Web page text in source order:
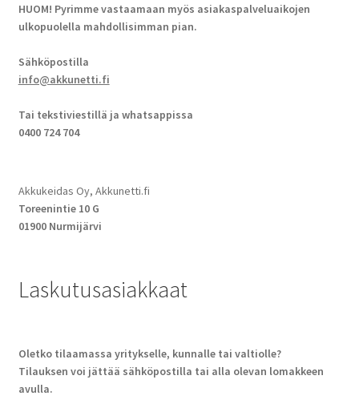
HUOM! Pyrimme vastaamaan myös asiakaspalveluaikojen
ulkopuolella mahdollisimman pian.
Sähköpostilla
info@akkunetti.fi
Tai tekstiviestillä ja whatsappissa
0400 724 704
Akkukeidas Oy, Akkunetti.fi
Toreenintie 10 G
01900 Nurmijärvi
Laskutusasiakkaat
Oletko tilaamassa yritykselle, kunnalle tai valtiolle?
Tilauksen voi jättää sähköpostilla tai alla olevan lomakkeen
avulla.